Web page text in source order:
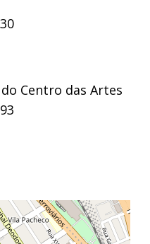
Centro das Artes